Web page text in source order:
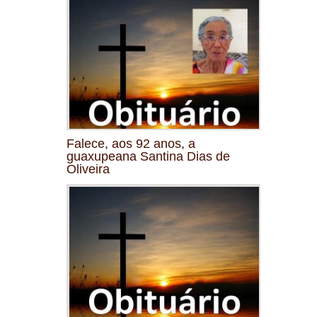
Falece, aos 92 anos, a
guaxupeana Santina Dias de
Oliveira